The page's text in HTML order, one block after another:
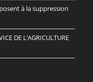
à la suppression
DE L’AGRICULTURE